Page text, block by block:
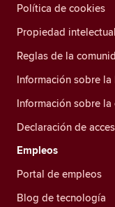
Política de cookies
Propiedad intelectual
Reglas de la
Información sobre
Información sobre
Declaración de
Empleos
Portal de empleos
Blog de tecnología